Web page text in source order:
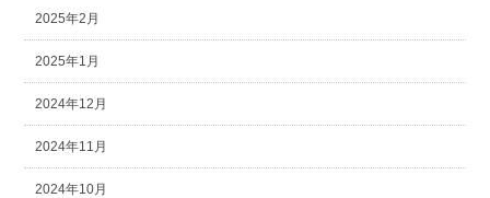
2025年2月
2025年1月
2024年12月
2024年11月
2024年10月